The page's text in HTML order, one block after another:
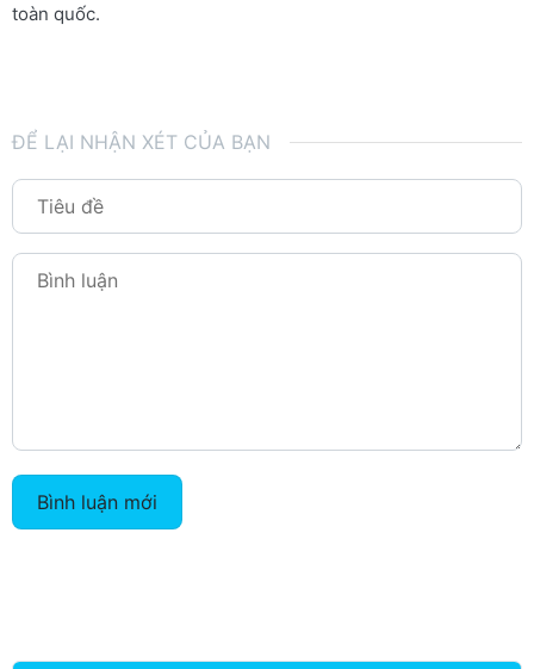
toàn quốc.
ĐỂ LẠI NHẬN XÉT CỦA BẠN
Bình luận mới